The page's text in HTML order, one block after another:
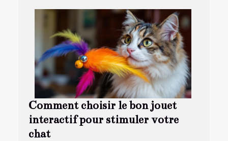
Comment choisir le bon jouet
interactif pour stimuler votre
chat